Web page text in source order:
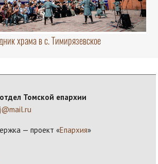
храма в с. Тимирязевское
Томской епархии
— проект «Епархия»